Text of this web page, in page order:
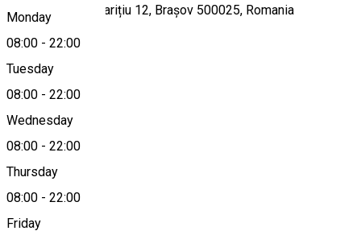
Monday
08:00 - 22:00
Tuesday
08:00 - 22:00
Wednesday
08:00 - 22:00
Thursday
08:00 - 22:00
Friday
Strada Gherghe Barițiu 12, Brașov 500025, Romania
Map